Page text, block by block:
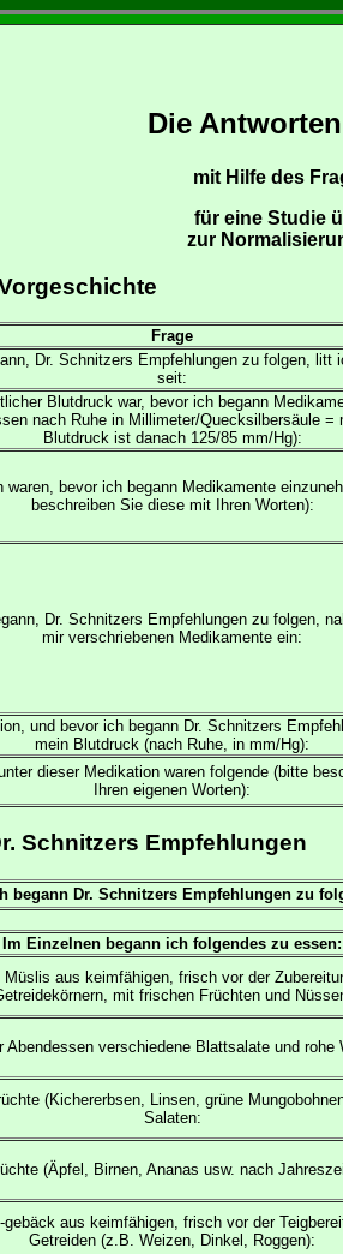
Die
mit Hilfe des
für eine Studie
zur
Frage
Dr. Schnitzers Empfehlungen zu folgen, litt
seit:
Blutdruck war, bevor ich begann
nach Ruhe in Millimeter/Quecksilbersäule =
Blutdruck ist danach 125/85 mm/Hg):
waren, bevor ich begann Medikamente
beschreiben Sie diese mit Ihren Worten):
Dr. Schnitzers Empfehlungen zu folgen,
mir verschriebenen Medikamente ein:
und bevor ich begann Dr. Schnitzers
mein Blutdruck (nach Ruhe, in mm/Hg):
dieser Medikation waren folgende (bitte
Ihren eigenen Worten):
Schnitzers Empfehlungen
begann Dr. Schnitzers Empfehlungen zu
Im Einzelnen begann ich folgendes zu essen:
aus keimfähigen, frisch vor der
mit frischen Früchten und
Abendessen verschiedene Blattsalate und rohe
(Kichererbsen, Linsen, grüne
Salaten:
(Äpfel, Birnen, Ananas usw. nach
gebäck aus keimfähigen, frisch vor der
Getreiden (z.B. Weizen, Dinkel, Roggen):